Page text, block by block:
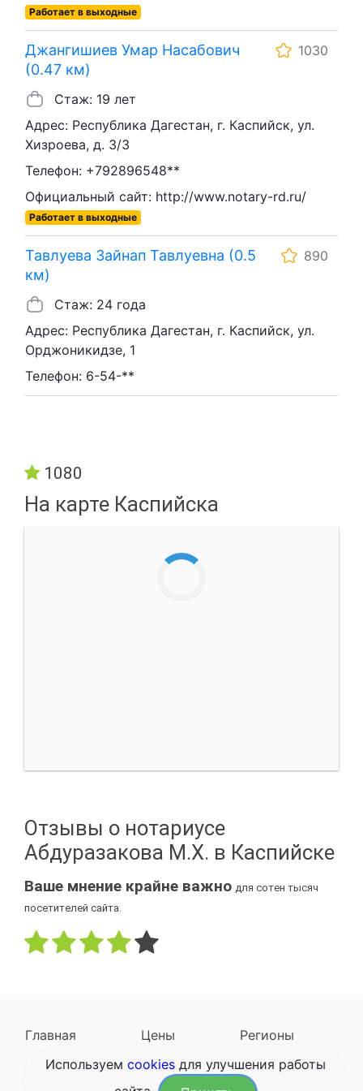
Работает в выходные
Джангишиев Умар Насабович
(0.47 км)
1030
Стаж: 19 лет
Адрес: Республика Дагестан, г. Каспийск, ул.
Хизроева, д. 3/3
Телефон: +792896548**
Официальный сайт: http://www.notary-rd.ru/
Работает в выходные
Тавлуева Зайнап Тавлуевна (0.5
км)
890
Стаж: 24 года
Адрес: Республика Дагестан, г. Каспийск, ул.
Орджоникидзе, 1
Телефон: 6-54-**
1080
На карте Каспийска
Отзывы о нотариусе
Абдуразакова М.Х. в Каспийске
Ваше мнение крайне важно для сотен тысяч
посетителей сайта.
Главная Цены
Регионы
Наследодатели
Задать вопрос
Используем cookies для улучшения работы